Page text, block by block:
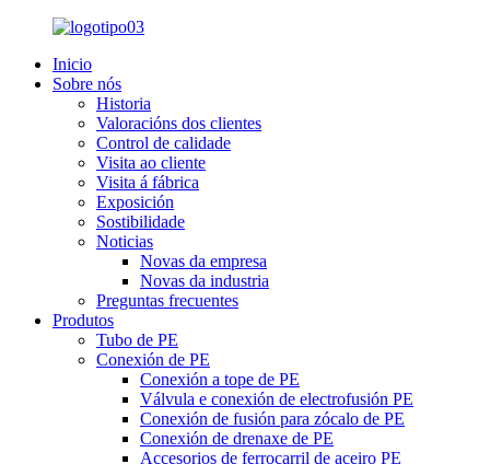
Inicio
Sobre nós
Historia
Valoracións dos clientes
Control de calidade
Visita ao cliente
Visita á fábrica
Exposición
Sostibilidade
Noticias
Novas da empresa
Novas da industria
Preguntas frecuentes
Produtos
Tubo de PE
Conexión de PE
Conexión a tope de PE
Válvula e conexión de electrofusión PE
Conexión de fusión para zócalo de PE
Conexión de drenaxe de PE
Accesorios de ferrocarril de aceiro PE